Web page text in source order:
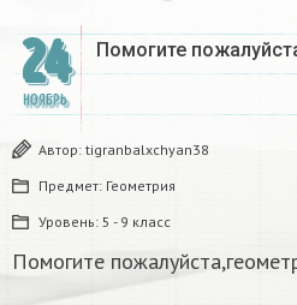
24
НОЯБРЬ
Помогите
Автор: tigranbalxchyan38
Предмет: Геометрия
Уровень: 5 - 9 класс
Помогите